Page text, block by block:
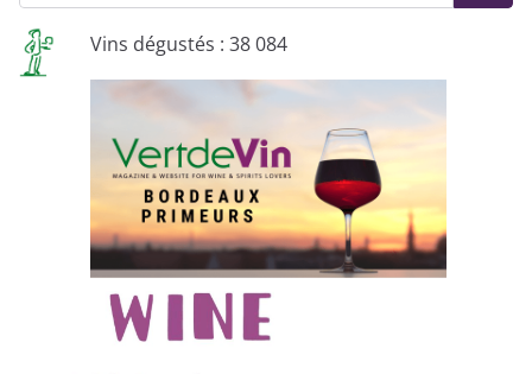
Vins dégustés : 38 084